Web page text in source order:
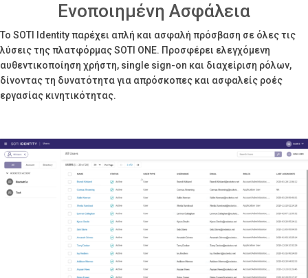
Ενοποιημένη Ασφάλεια
Το SOTI Identity παρέχει απλή και ασφαλή πρόσβαση σε όλες τις
λύσεις της πλατφόρμας SOTI ONE. Προσφέρει ελεγχόμενη
αυθεντικοποίηση χρήστη, single sign-on και διαχείριση ρόλων,
δίνοντας τη δυνατότητα για απρόσκοπες και ασφαλείς ροές
εργασίας κινητικότητας.